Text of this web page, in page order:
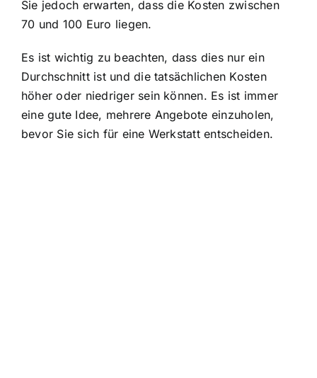
Sie jedoch erwarten, dass die Kosten zwischen
70 und 100 Euro liegen.
Es ist wichtig zu beachten, dass dies nur ein
Durchschnitt ist und die tatsächlichen Kosten
höher oder niedriger sein können. Es ist immer
eine gute Idee, mehrere Angebote einzuholen,
bevor Sie sich für eine Werkstatt entscheiden.